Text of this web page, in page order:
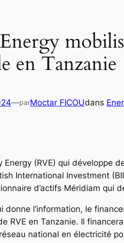
en Tanzanie
—parMoctar FICOUdans
(RVE) qui développe
International Investment
d’actifs Méridiam qui
donne l’information, le
RVE en Tanzanie. Il
national en électricité